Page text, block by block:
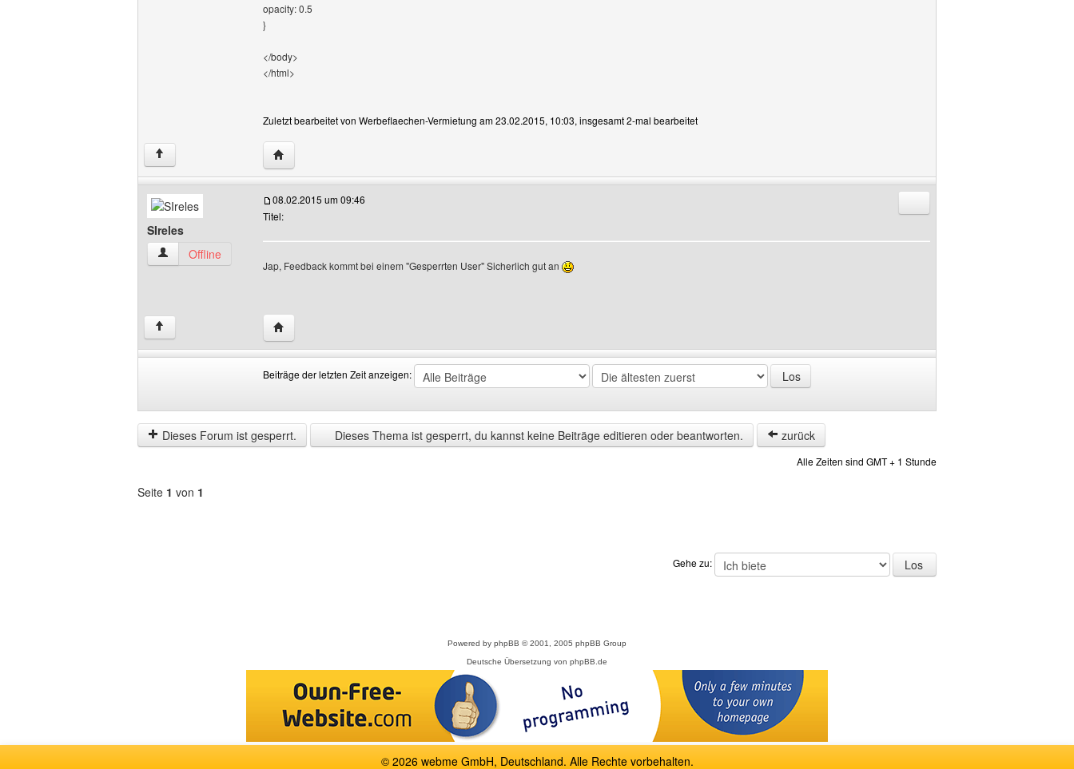
opacity: 0.5
}
</body>
</html>
Zuletzt bearbeitet von Werbeflaechen-Vermietung am 23.02.2015, 10:03, insgesamt 2-mal bearbeitet
↑ Website dieses Benutzers besuchen: Werbeflaechen-Vermietung
SIreles
SIreles Benutzer-Profile anzeigen
Offline
08.02.2015 um 09:46
Titel:
Jap, Feedback kommt bei einem "Gesperrten User" Sicherlich gut an
↑ Website dieses Benutzers besuchen: SIreles
Beiträge der letzten Zeit anzeigen:
der
letzten
Zeit
by
Dieses Forum ist gesperrt.
Dieses Thema ist gesperrt, du kannst keine Beiträge editieren oder beantworten. zurück
Alle Zeiten sind GMT + 1 Stunde
Seite 1 von 1
Gehe zu:
Powered by phpBB © 2001, 2005 phpBB Group
Deutsche Übersetzung von phpBB.de
© 2026 webme GmbH, Deutschland. Alle Rechte vorbehalten.